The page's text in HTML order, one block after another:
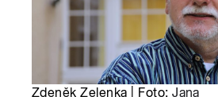
Zdeněk Zelenka | Foto:Jana